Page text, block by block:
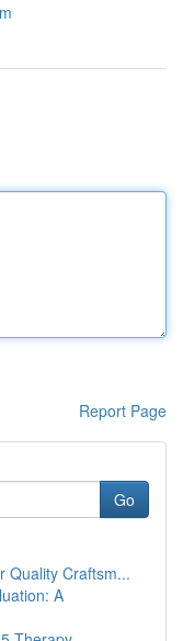
Report Page
Go
Quality Craftsm...
A